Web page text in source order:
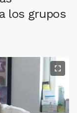
los grupos